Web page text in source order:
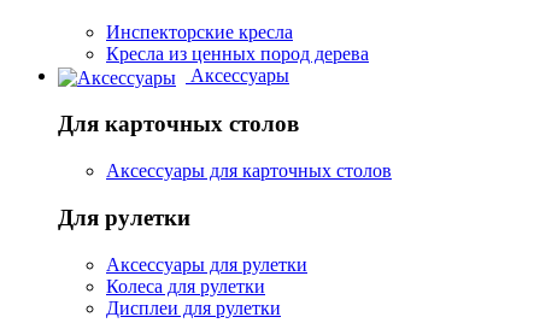
Инспекторские кресла
Кресла из ценных пород дерева
Аксессуары
Для карточных столов
Аксессуары для карточных столов
Для рулетки
Аксессуары для рулетки
Колеса для рулетки
Дисплеи для рулетки